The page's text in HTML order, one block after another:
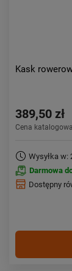
Kask
389,50 zł
Cena
Wysyłka w:
Darmowa
Dostępny